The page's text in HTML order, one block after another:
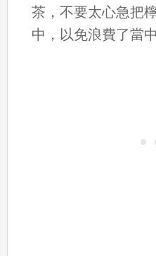
茶，不要太心急把
中，以免浪費了當